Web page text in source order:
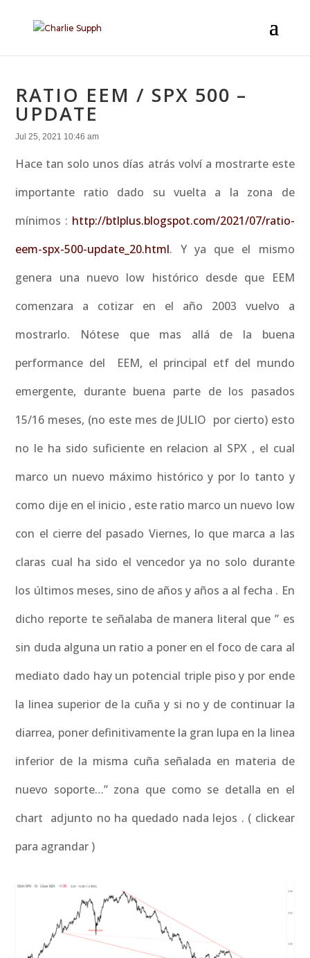
RATIO EEM / SPX 500 –
UPDATE
Jul 25, 2021 10:46 am
Hace tan solo unos días atrás volví a mostrarte este
importante ratio dado su vuelta a la zona de
mínimos : http://btlplus.blogspot.com/2021/07/ratio-
eem-spx-500-update_20.html. Y ya que el mismo
genera una nuevo low histórico desde que EEM
comenzara a cotizar en el año 2003 vuelvo a
mostrarlo. Nótese que mas allá de la buena
performance del EEM, el principal etf del mundo
emergente, durante buena parte de los pasados
15/16 meses, (no este mes de JULIO por cierto) esto
no le ha sido suficiente en relacion al SPX , el cual
marco un nuevo máximo histórico y por lo tanto y
como dije en el inicio , este ratio marco un nuevo low
con el cierre del pasado Viernes, lo que marca a las
claras cual ha sido el vencedor ya no solo durante
los últimos meses, sino de años y años a al fecha . En
dicho reporte te señalaba de manera literal que ” es
sin duda alguna un ratio a poner en el foco de cara al
mediato dado hay un potencial triple piso y por ende
la linea superior de la cuña y si no y de continuar la
diarrea, poner definitivamente la gran lupa en la linea
inferior de la misma cuña señalada en materia de
nuevo soporte…” zona que como se detalla en el
chart adjunto no ha quedado nada lejos . ( clickear
para agrandar )